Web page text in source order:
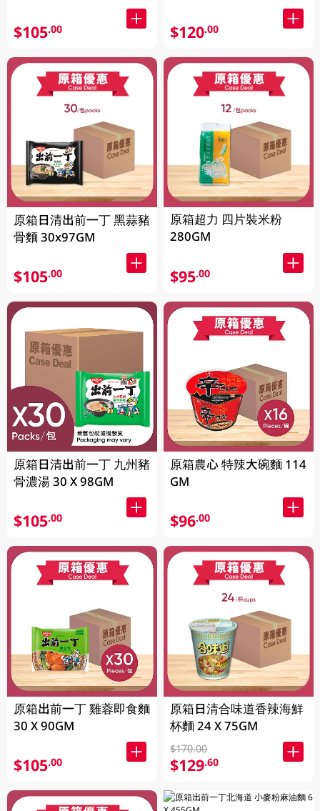
$105.00
原箱日清出前一丁 黑蒜豬
骨麵 30x97GM
$105.00
原箱日清出前一丁 九州豬
骨濃湯 30 X 98GM
$105.00
原箱出前一丁 雞蓉即食麵
30 X 90GM
$105.00
$120.00
原箱超力 四片裝米粉
280GM
$95.00
原箱農心 特辣大碗麵 114
GM
$96.00
原箱日清合味道香辣海鮮
杯麵 24 X 75GM
$170.00
$129.60